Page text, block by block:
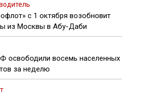
с 1 октября возобновит
из Москвы в Абу-Даби
освободили восемь населенных
за неделю